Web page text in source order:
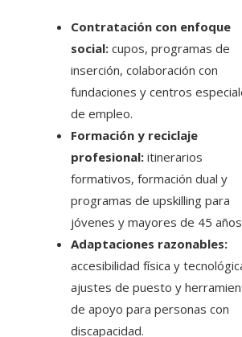
Contratación con enfoque
social: cupos, programas de
inserción, colaboración con
fundaciones y centros
de empleo.
Formación y reciclaje
profesional: itinerarios
formativos, formación dual y
programas de upskilling para
jóvenes y mayores de 45
Adaptaciones razonables:
accesibilidad física y
ajustes de puesto y
de apoyo para personas con
discapacidad.